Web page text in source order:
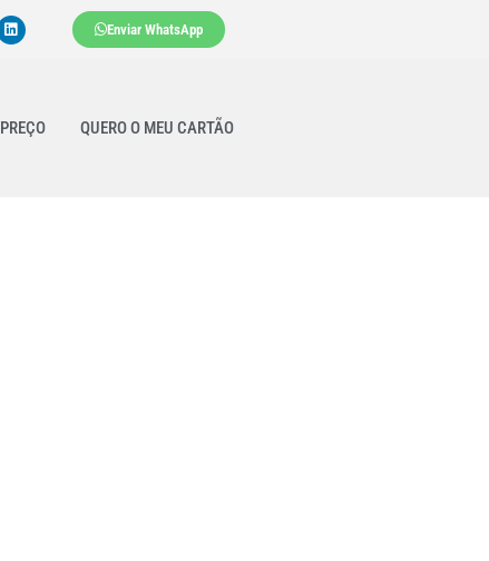
Enviar WhatsApp
PREÇO QUERO O MEU CARTÃO